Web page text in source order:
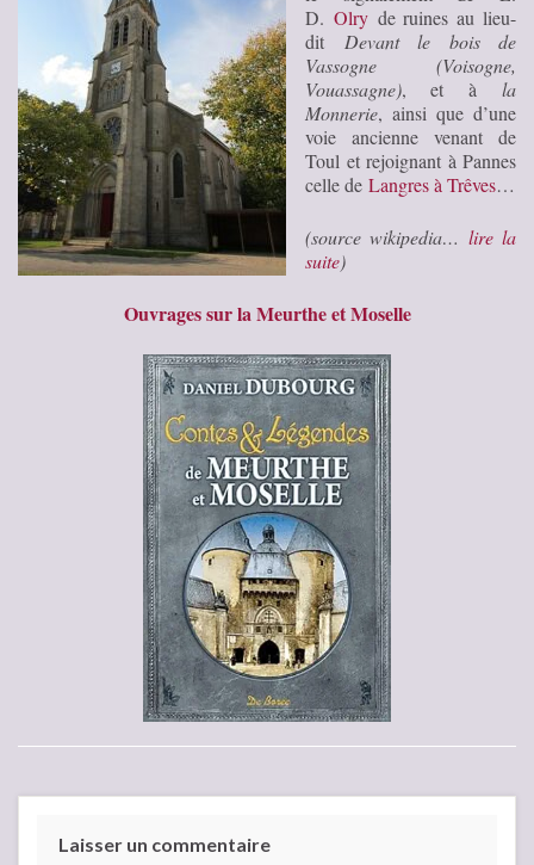
D. Olryde ruines au lieu-
dit Devant le bois de
Vassogne (Voisogne,
Vouassagne), et à la
Monnerie, ainsi que d’une
voie ancienne venant de
Toul et rejoignant à Pannes
celle de Langres à Trêves…
(source wikipedia… lire la
suite)
Ouvrages sur la Meurthe et Moselle
Laisser un commentaire